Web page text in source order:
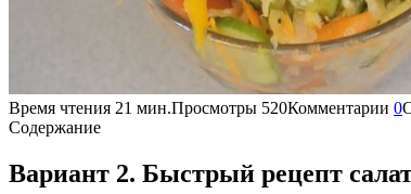
Время чтения 21 мин.Просмотры 520Комментарии 0
Содержание
Вариант 2. Быстрый рецепт